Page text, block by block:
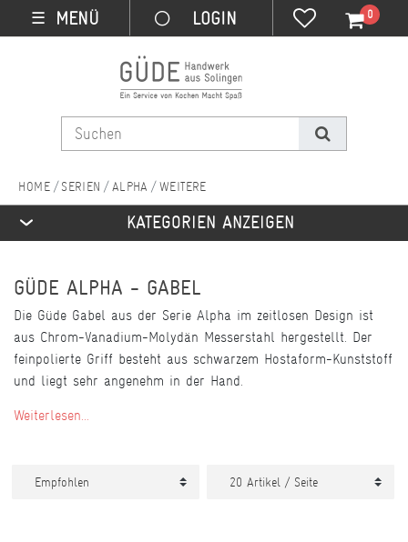
☰ MENÜ 0
SERIEN ALPHA WEITERE
KATEGORIEN ANZEIGEN
GÜDE ALPHA - GABEL
Die Güde Gabel aus der Serie Alpha im zeitlosen Design ist
aus Chrom-Vanadium-Molydän Messerstahl hergestellt. Der
feinpolierte Griff besteht aus schwarzem Hostaform-Kunststoff
und liegt sehr angenehm in der Hand.
Weiterlesen...